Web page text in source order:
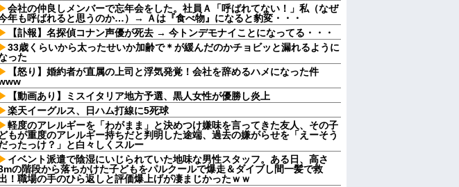
会社の仲良しメンバーで忘年会をした。社員Ａ「呼ばれてない！」私（なぜ
年も呼ばれると思うのか…）→ Ａは『食べ物』になると豹変・・・
【訃報】名探偵コナン声優が死去 → 今トンデモナイことになってる・・・
33歳くらいから太ったせいか加齢で＊が緩んだのかチョビッと漏れるように
った
【怒り】婚約者が直属の上司と浮気発覚！会社を辞めるハメになった件
【動画あり】ミスイタリア地方予選、黒人女性が優勝し炎上
楽天イーグルス、日ハム打線に5死球
軽度のアレルギーを「わがまま」と決めつけ嫌味を言ってきた友人、その子
どもが重度のアレルギー持ちだと判明した途端、過去の嫌がらせを「えーそう
ったっけ？」と白々しくスルー
イベント派遣で陰湿にいじられていた地味な男性スタッフ。ある日、高さ
の階段から落ちかけた子どもをパルクールで爆走＆ダイブし間一髪で救
！職場の手のひら返しと評価爆上げが凄まじかったｗｗ